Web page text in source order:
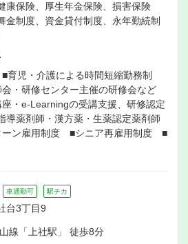
康保険、厚生年金保険、損害保険
金制度、資金貸付制度、永年勤続制
児・介護による時間短縮勤務制
・研修センター主催の研修会など
・e-Learningの受講支援、研修認定
導薬剤師・漢方薬・生薬認定薬剤師
ン雇用制度 ■シニア再雇用制度 ■
車通勤可 駅チカ
台3丁目9
線「上社駅」 徒歩8分